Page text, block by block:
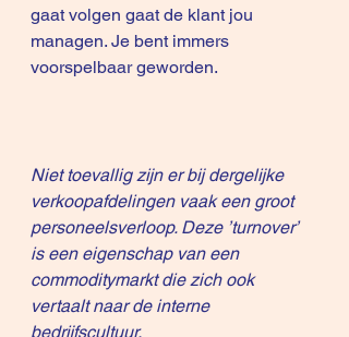
gaat volgen gaat de klant jou
managen. Je bent immers
voorspelbaar geworden.
Niet toevallig zijn er bij dergelijke
verkoopafdelingen vaak een groot
personeelsverloop. Deze ’turnover’
is een eigenschap van een
commoditymarkt die zich ook
vertaalt naar de interne
bedrijfscultuur.